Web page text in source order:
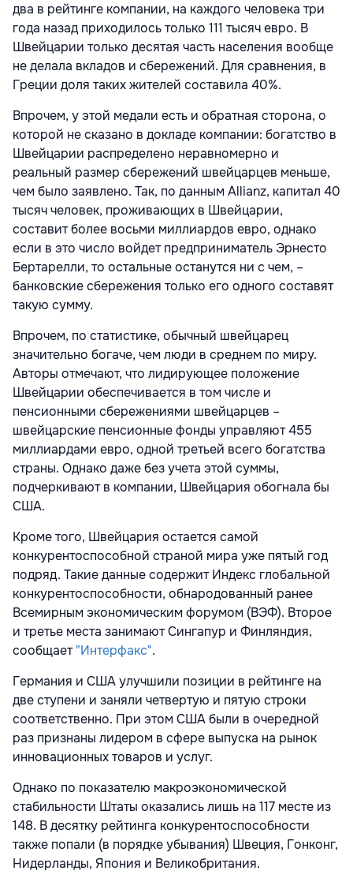
два в рейтинге компании, на каждого человека три
года назад приходилось только 111 тысяч евро. В
Швейцарии только десятая часть населения вообще
не делала вкладов и сбережений. Для сравнения, в
Греции доля таких жителей составила 40%.
Впрочем, у этой медали есть и обратная сторона, о
которой не сказано в докладе компании: богатство в
Швейцарии распределено неравномерно и
реальный размер сбережений швейцарцев меньше,
чем было заявлено. Так, по данным Allianz, капитал 40
тысяч человек, проживающих в Швейцарии,
составит более восьми миллиардов евро, однако
если в это число войдет предприниматель Эрнесто
Бертарелли, то остальные останутся ни с чем, –
банковские сбережения только его одного составят
такую сумму.
Впрочем, по статистике, обычный швейцарец
значительно богаче, чем люди в среднем по миру.
Авторы отмечают, что лидирующее положение
Швейцарии обеспечивается в том числе и
пенсионными сбережениями швейцарцев –
швейцарские пенсионные фонды управляют 455
миллиардами евро, одной третьей всего богатства
страны. Однако даже без учета этой суммы,
подчеркивают в компании, Швейцария обогнала бы
США.
Кроме того, Швейцария остается самой
конкурентоспособной страной мира уже пятый год
подряд. Такие данные содержит Индекс глобальной
конкурентоспособности, обнародованный ранее
Всемирным экономическим форумом (ВЭФ). Второе
и третье места занимают Сингапур и Финляндия,
сообщает"Интерфакс".
Германия и США улучшили позиции в рейтинге на
две ступени и заняли четвертую и пятую строки
соответственно. При этом США были в очередной
раз признаны лидером в сфере выпуска на рынок
инновационных товаров и услуг.
Однако по показателю макроэкономической
стабильности Штаты оказались лишь на 117 месте из
148. В десятку рейтинга конкурентоспособности
также попали (в порядке убывания) Швеция, Гонконг,
Нидерланды, Япония и Великобритания.